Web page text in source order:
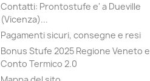
Contatti: Prontostufe e' a Dueville
(Vicenza)...
Pagamenti sicuri, consegne e resi
Bonus Stufe 2025 Regione Veneto e
Conto Termico 2.0